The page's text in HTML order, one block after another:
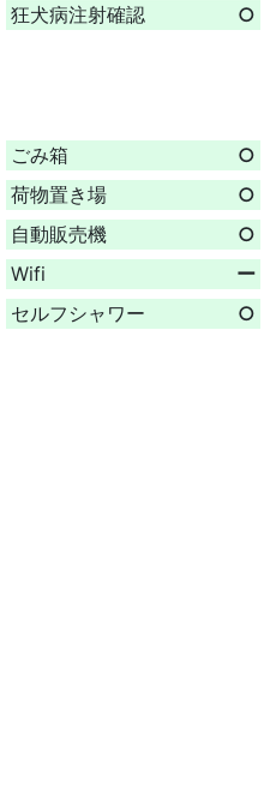
狂犬病注射確認 ○
ごみ箱
○
荷物置き場
○
自動販売機
○
Wifi
ー
セルフシャワー
○